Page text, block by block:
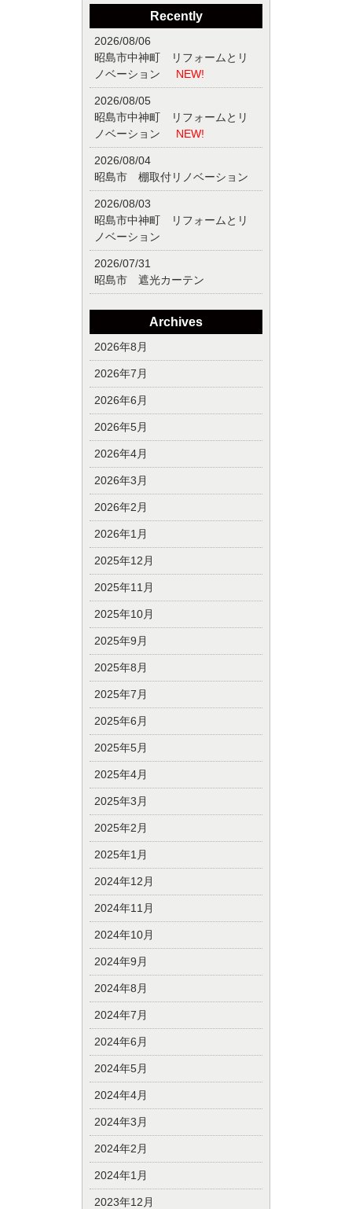
Recently
2026/08/06
昭島市中神町 リフォームとリ
ノベーション
NEW!
2026/08/05
昭島市中神町 リフォームとリ
ノベーション
NEW!
2026/08/04
昭島市 棚取付リノベーション
2026/08/03
昭島市中神町 リフォームとリ
ノベーション
2026/07/31
昭島市 遮光カーテン
Archives
2026年8月
2026年7月
2026年6月
2026年5月
2026年4月
2026年3月
2026年2月
2026年1月
2025年12月
2025年11月
2025年10月
2025年9月
2025年8月
2025年7月
2025年6月
2025年5月
2025年4月
2025年3月
2025年2月
2025年1月
2024年12月
2024年11月
2024年10月
2024年9月
2024年8月
2024年7月
2024年6月
2024年5月
2024年4月
2024年3月
2024年2月
2024年1月
2023年12月